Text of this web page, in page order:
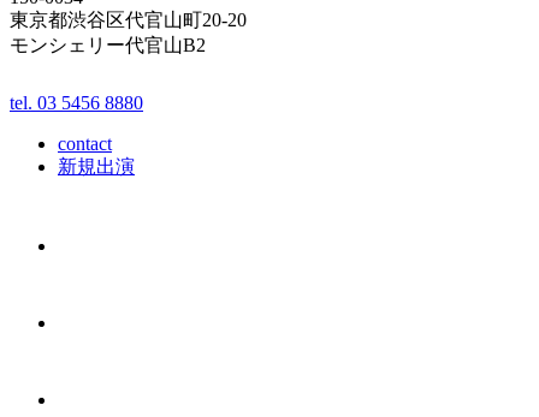
東京都渋谷区代官山町20-20
モンシェリー代官山B2
tel. 03 5456 8880
contact
新規出演